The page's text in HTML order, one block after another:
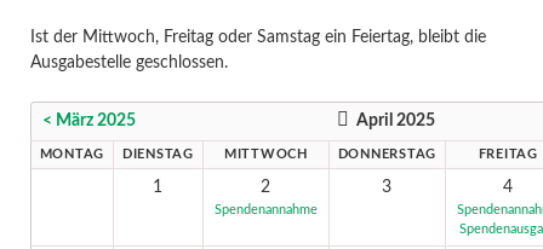
Ist der Mittwoch, Freitag oder Samstag ein Feiertag, bleibt die
Ausgabestelle geschlossen.
< März 2025 April 2025
MONTAG DIENSTAG MITTWOCH DONNERSTAG FREITAG
1 2
Spendenannahme
3 4